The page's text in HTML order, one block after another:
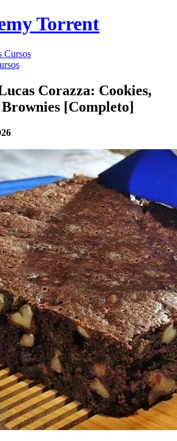
Torrent
Cursos
Corazza: Cookies,
Brownies [Completo]